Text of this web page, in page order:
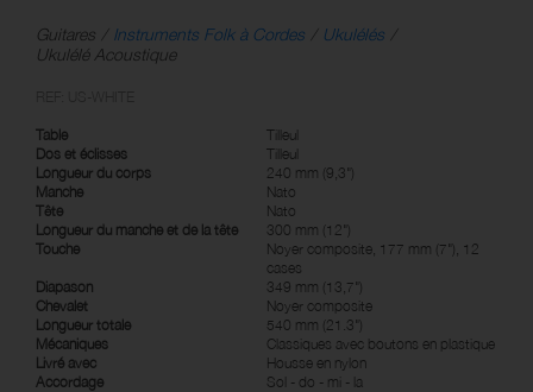
Guitares Instruments Folk à Cordes
Ukulélés
Ukulélé Acoustique
Table
Tilleul
Dos et éclisses
Tilleul
Longueur du corps
240 mm (9,3")
Manche
Nato
Tête
Nato
Longueur du manche et de la tête
300 mm (12")
Touche
Noyer composite, 177 mm (7"), 12
cases
Diapason
349 mm (13,7")
Chevalet
Noyer composite
Longueur totale
540 mm (21.3")
Mécaniques
Classiques avec boutons en plastique
Livré avec
Housse en nylon
Accordage
Sol - do - mi - la